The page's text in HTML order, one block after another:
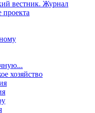
вестник. Журнал
хозяйство